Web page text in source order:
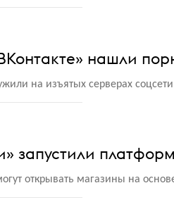
нашли
на изъятых серверах
запустили
открывать магазины на